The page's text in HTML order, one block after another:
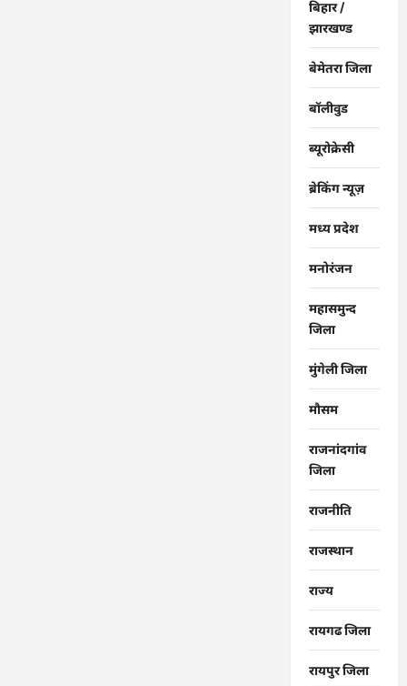
बिहार /
झारखण्ड
बेमेतरा जिला
बॉलीवुड
ब्यूरोक्रेसी
ब्रेकिंग न्यूज़
मध्य प्रदेश
मनोरंजन
महासमुन्द
जिला
मुंगेली जिला
मौसम
राजनांदगांव
जिला
राजनीति
राजस्थान
राज्‍य
रायगढ जिला
रायपुर जिला